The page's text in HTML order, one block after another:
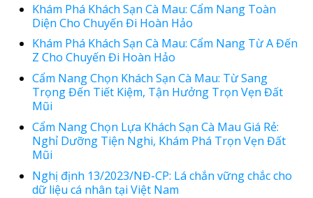
Khám Phá Khách Sạn Cà Mau: Cẩm Nang Toàn
Diện Cho Chuyến Đi Hoàn Hảo
Khám Phá Khách Sạn Cà Mau: Cẩm Nang Từ A Đến
Z Cho Chuyến Đi Hoàn Hảo
Cẩm Nang Chọn Khách Sạn Cà Mau: Từ Sang
Trọng Đến Tiết Kiệm, Tận Hưởng Trọn Vẹn Đất
Mũi
Cẩm Nang Chọn Lựa Khách Sạn Cà Mau Giá Rẻ:
Nghỉ Dưỡng Tiện Nghi, Khám Phá Trọn Vẹn Đất
Mũi
Nghị định 13/2023/NĐ-CP: Lá chắn vững chắc cho
dữ liệu cá nhân tại Việt Nam